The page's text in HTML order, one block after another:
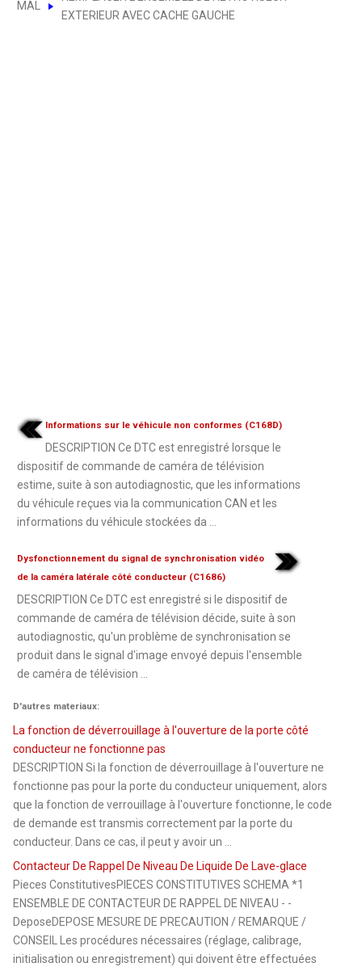
MAL
EXTERIEUR AVEC CACHE GAUCHE
Informations sur le véhicule non conformes (C168D)
DESCRIPTION Ce DTC est enregistré lorsque le
dispositif de commande de caméra de télévision
estime, suite à son autodiagnostic, que les informations
du véhicule reçues via la communication CAN et les
informations du véhicule stockées da ...
Dysfonctionnement du signal de synchronisation vidéo
de la caméra latérale côté conducteur (C1686)
DESCRIPTION Ce DTC est enregistré si le dispositif de
commande de caméra de télévision décide, suite à son
autodiagnostic, qu'un problème de synchronisation se
produit dans le signal d'image envoyé depuis l'ensemble
de caméra de télévision ...
D'autres materiaux:
La fonction de déverrouillage à l'ouverture de la porte côté
conducteur ne fonctionne pas
DESCRIPTION Si la fonction de déverrouillage à l'ouverture ne
fonctionne pas pour la porte du conducteur uniquement, alors
que la fonction de verrouillage à l'ouverture fonctionne, le code
de demande est transmis correctement par la porte du
conducteur. Dans ce cas, il peut y avoir un ...
Contacteur De Rappel De Niveau De Liquide De Lave-glace
Pieces ConstitutivesPIECES CONSTITUTIVES SCHEMA *1
ENSEMBLE DE CONTACTEUR DE RAPPEL DE NIVEAU - -
DeposeDEPOSE MESURE DE PRECAUTION / REMARQUE /
CONSEIL Les procédures nécessaires (réglage, calibrage,
initialisation ou enregistrement) qui doivent être effectuées